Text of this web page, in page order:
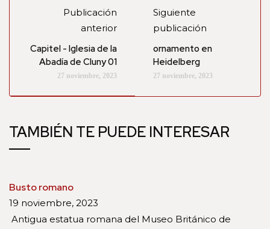
Publicación
anterior
Capitel - Iglesia de la
Abadía de Cluny 01
27 noviembre, 2023
Siguiente
publicación
ornamento en
Heidelberg
27 noviembre, 2023
TAMBIÉN TE PUEDE INTERESAR
Busto romano
19 noviembre, 2023
Antigua estatua romana del Museo Británico de